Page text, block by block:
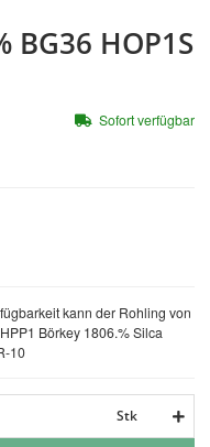
BG36 HOP1S
kann der Rohling von
Börkey 1806.% Silca
10
Stk
Sofort verfügbar